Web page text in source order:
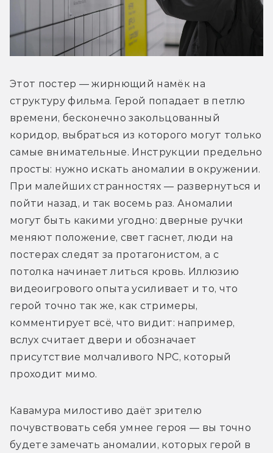
Этот постер — жирнющий намёк на
структуру фильма. Герой попадает в петлю
времени, бесконечно закольцованный
коридор, выбраться из которого могут только
самые внимательные. Инструкции предельно
просты: нужно искать аномалии в окружении.
При малейших странностях — развернуться и
пойти назад, и так восемь раз. Аномалии
могут быть какими угодно: дверные ручки
меняют положение, свет гаснет, люди на
постерах следят за протагонистом, а с
потолка начинает литься кровь. Иллюзию
видеоигрового опыта усиливает и то, что
герой точно так же, как стримеры,
комментирует всё, что видит: например,
вслух считает двери и обозначает
присутствие молчаливого NPC, который
проходит мимо.
Кавамура милостиво даёт зрителю
почувствовать себя умнее героя — вы точно
будете замечать аномалии, которых герой в